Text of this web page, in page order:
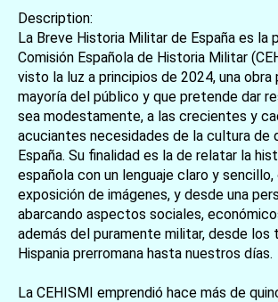
Description:
La Breve Historia Militar de España es la
Comisión Española de Historia Militar
visto la luz a principios de 2024, una obra
mayoría del público y que pretende dar
sea modestamente, a las crecientes y
acuciantes necesidades de la cultura de
España. Su finalidad es la de relatar la
española con un lenguaje claro y sencillo,
exposición de imágenes, y desde una
abarcando aspectos sociales,
además del puramente militar, desde los
Hispania prerromana hasta nuestros días.
La CEHISMI emprendió hace más de